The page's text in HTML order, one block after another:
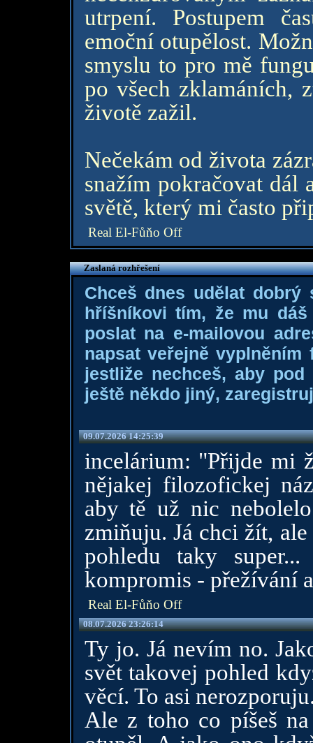
utrpení. Postupem
emoční otupělost.
smyslu to pro mě
po všech zklamáních,
životě zažil.
Nečekám od života
snažím pokračovat dál
světě, který mi často
Real El-Fůňo Off
Zaslaná rozhřešení
Chceš dnes udělat dobrý
hříšníkovi tím, že mu
poslat na e-mailovou
napsat veřejně
jestliže nechceš, aby
ještě někdo jiný,
09.07.2026 14:25:39
incelárium: "Přijde mi
nějakej filozofickej
aby tě už nic
zmiňuju. Já chci žít,
pohledu taky
kompromis - přežívání
Real El-Fůňo Off
08.07.2026 23:26:14
Ty jo. Já nevím no.
svět takovej pohled
věcí. To asi
Ale z toho co píšeš